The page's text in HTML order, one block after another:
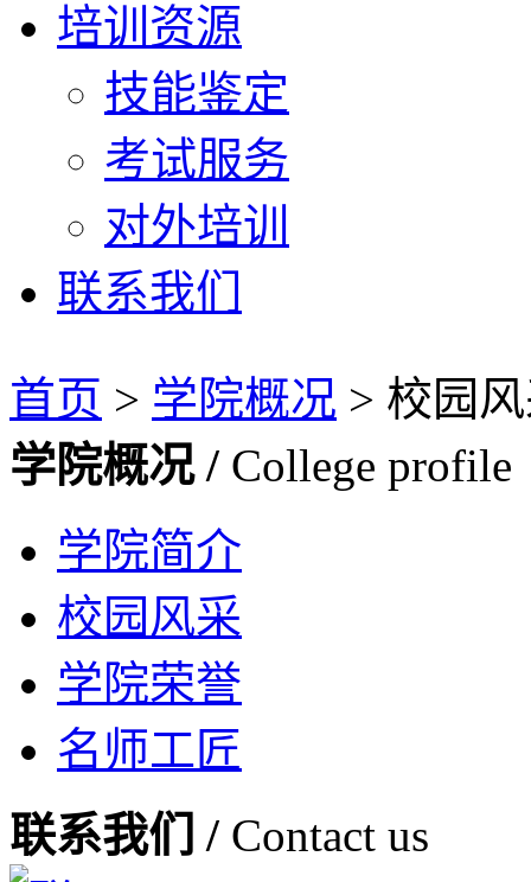
培训资源
技能鉴定
考试服务
对外培训
联系我们
首页 > 学院概况 > 校园
学院概况 / College profile
学院简介
校园风采
学院荣誉
名师工匠
联系我们 / Contact us